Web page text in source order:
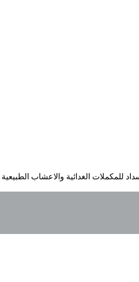
للمكملات الغدائية والاعشاب الطبيعية